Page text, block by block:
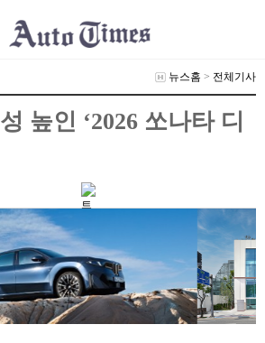
뉴스홈 > 전체기사
높인 ‘2026 쏘나타 디